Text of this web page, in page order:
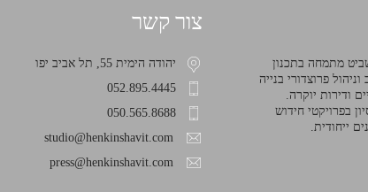
מתמחה בתכנון
פרוצדורי בנייה
ודירות יוקרה.
בפרויקטי חידוש
ייחודית.
צור קשר
יהודה הימית 55, תל אביב יפו
052.895.4445
050.565.8688
studio@henkinshavit.com
press@henkinshavit.com